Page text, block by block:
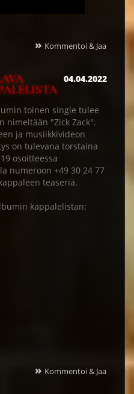
» Kommentoi & Jaa
04.04.2022
toinen single tulee
nimeltään "Zick Zack".
ja musiikkivideon
on tulevana torstaina
osoitteessa
numeroon +49 30 24 77
teaseriä.
kappalelistan:
» Kommentoi & Jaa